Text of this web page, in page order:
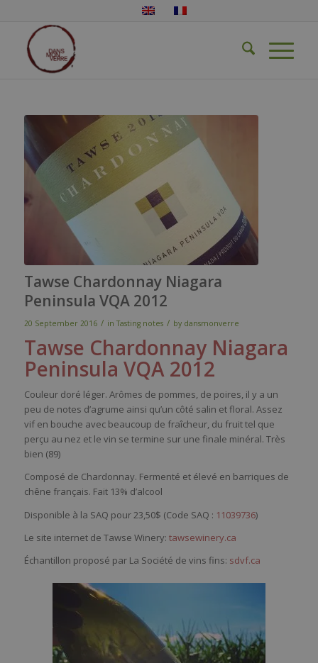
Tawse Chardonnay Niagara
Peninsula VQA 2012
20 September 2016 / in Tasting notes / by dansmonverre
Tawse Chardonnay Niagara
Peninsula VQA2012
Couleur doré léger. Arômes de pommes, de poires, il y a un
peu de notes d’agrume ainsi qu’un côté salin et floral. Assez
vif en bouche avec beaucoup de fraîcheur, du fruit tel que
perçu au nez et le vin se termine sur une finale minéral. Très
bien (89)
Composé de Chardonnay. Fermenté et élevé en barriques de
chêne français. Fait 13% d’alcool
Disponible à la SAQ pour 23,50$ (Code SAQ : 11039736)
Le site internet de Tawse Winery: tawsewinery.ca
Échantillon proposé par La Société de vins fins: sdvf.ca